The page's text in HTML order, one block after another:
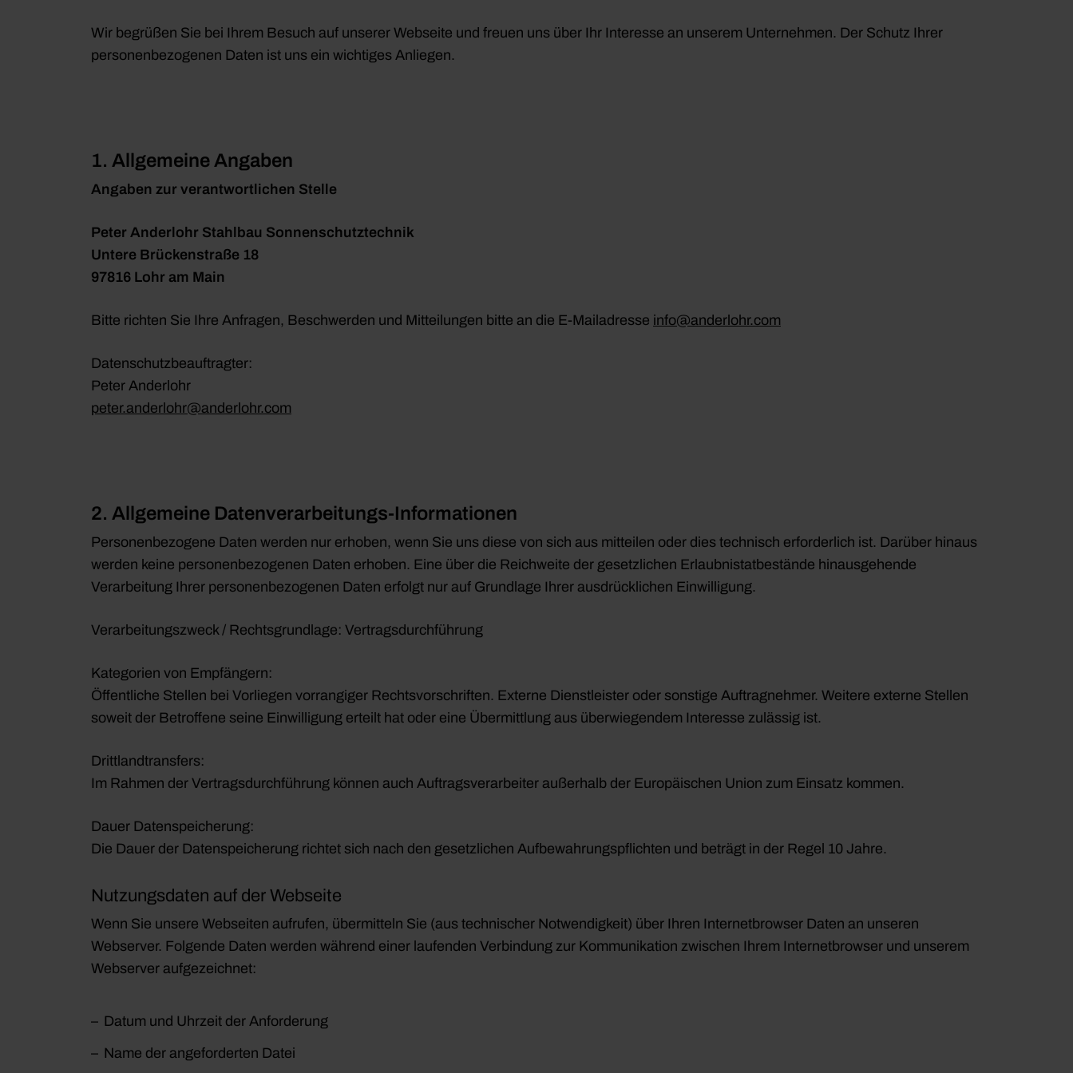
Wir begrüßen Sie bei Ihrem Besuch auf unserer Webseite und freuen uns über Ihr Interesse an unserem Unternehmen. Der Schutz Ihrer
personenbezogenen Daten ist uns ein wichtiges Anliegen.
1. Allgemeine Angaben
Angaben zur verantwortlichen Stelle
Peter Anderlohr Stahlbau Sonnenschutztechnik
Untere Brückenstraße 18
97816 Lohr am Main
Bitte richten Sie Ihre Anfragen, Beschwerden und Mitteilungen bitte an die E-Mailadresse info@anderlohr.com
Datenschutzbeauftragter:
Peter Anderlohr
peter.anderlohr@anderlohr.com
2. Allgemeine Datenverarbeitungs-Informationen
Personenbezogene Daten werden nur erhoben, wenn Sie uns diese von sich aus mitteilen oder dies technisch erforderlich ist. Darüber hinaus
werden keine personenbezogenen Daten erhoben. Eine über die Reichweite der gesetzlichen Erlaubnistatbestände hinausgehende
Verarbeitung Ihrer personenbezogenen Daten erfolgt nur auf Grundlage Ihrer ausdrücklichen Einwilligung.
Verarbeitungszweck / Rechtsgrundlage: Vertragsdurchführung
Kategorien von Empfängern:
Öffentliche Stellen bei Vorliegen vorrangiger Rechtsvorschriften. Externe Dienstleister oder sonstige Auftragnehmer. Weitere externe Stellen
soweit der Betroffene seine Einwilligung erteilt hat oder eine Übermittlung aus überwiegendem Interesse zulässig ist.
Drittlandtransfers:
Im Rahmen der Vertragsdurchführung können auch Auftragsverarbeiter außerhalb der Europäischen Union zum Einsatz kommen.
Dauer Datenspeicherung:
Die Dauer der Datenspeicherung richtet sich nach den gesetzlichen Aufbewahrungspflichten und beträgt in der Regel 10 Jahre.
Nutzungsdaten auf der Webseite
Wenn Sie unsere Webseiten aufrufen, übermitteln Sie (aus technischer Notwendigkeit) über Ihren Internetbrowser Daten an unseren
Webserver. Folgende Daten werden während einer laufenden Verbindung zur Kommunikation zwischen Ihrem Internetbrowser und unserem
Webserver aufgezeichnet:
Datum und Uhrzeit der Anforderung
Name der angeforderten Datei